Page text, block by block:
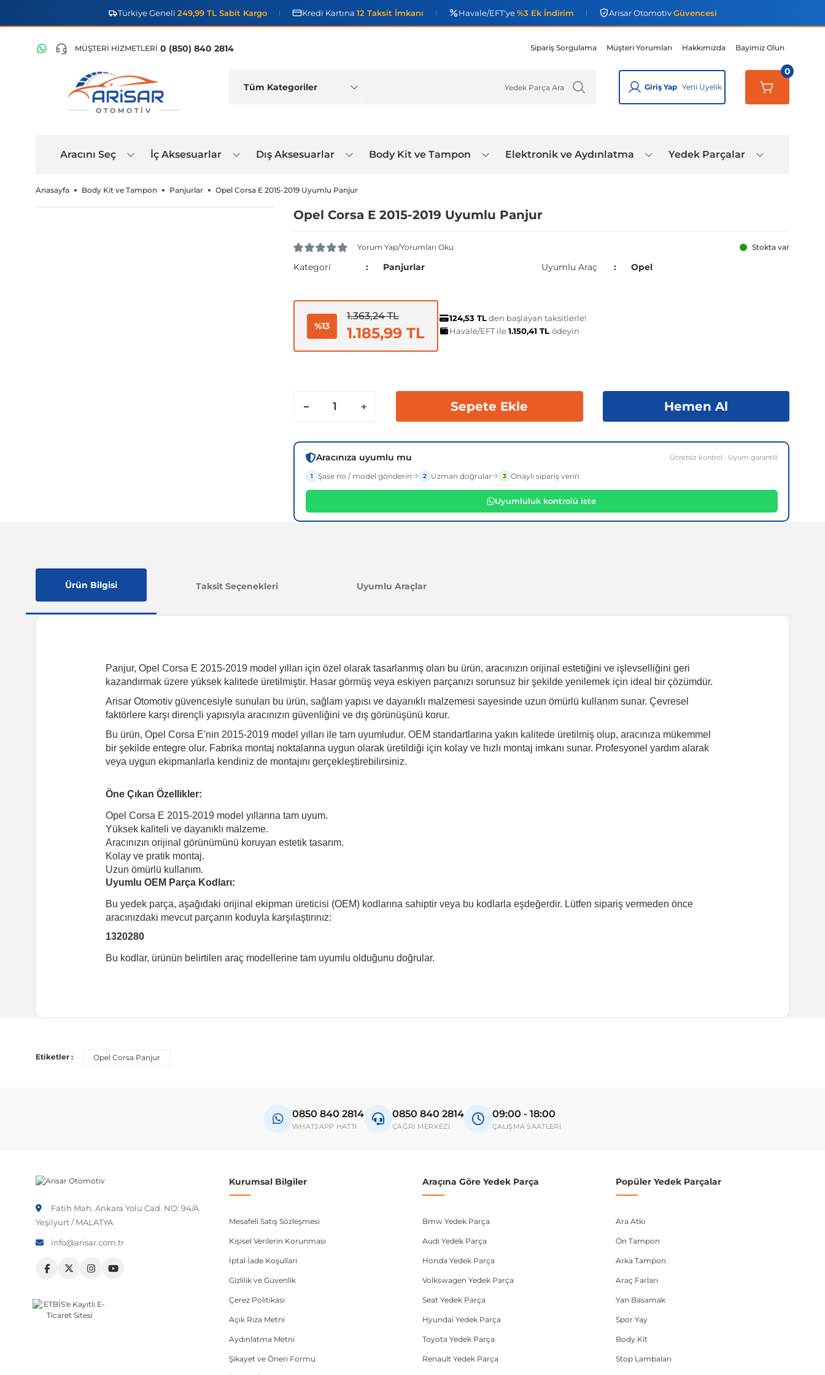
Türkiye Geneli 249,99 TL Sabit Kargo Kredi Kartına 12 Taksit İmkanı Havale/EFT'ye%3 Ek İndirim Arisar OtomotivGüvencesi
MÜŞTERİ HİZMETLERİ 0 (850) 840 2814 Sipariş Sorgulama Müşteri Yorumları Hakkımızda Bayimiz Olun
OTOMOTIV
Giriş Yap Yeni Üyelik
0
Aracını Seç İç Aksesuarlar Dış Aksesuarlar Body Kit ve Tampon Elektronik ve Aydınlatma Yedek Parçalar
Anasayfa Body Kit ve Tampon Panjurlar Opel Corsa E 2015-2019 Uyumlu Panjur
Opel Corsa E 2015-2019 Uyumlu Panjur
Yorum Yap/Yorumları Oku Stokta var
Kategori Panjurlar Uyumlu Araç Opel
%13
1.363,24 TL
1.185,99 TL
124,53 TLden başlayan taksitlerle!
Havale/EFT ile1.150,41 TL ödeyin
Sepete Ekle Hemen Al
Aracınıza uyumlu mu Ücretsiz kontrol · Uyum garantili
1 Şase no / model gönderin 2 Uzman doğrular 3 Onaylı sipariş verin
Uyumluluk kontrolü iste
Ürün Bilgisi Taksit Seçenekleri Uyumlu Araçlar
Panjur, Opel Corsa E 2015-2019 model yılları için özel olarak tasarlanmış olan bu ürün, aracınızın orijinal estetiğini ve işlevselliğini geri
kazandırmak üzere yüksek kalitede üretilmiştir. Hasar görmüş veya eskiyen parçanızı sorunsuz bir şekilde yenilemek için ideal bir çözümdür.
Arisar Otomotiv güvencesiyle sunulan bu ürün, sağlam yapısı ve dayanıklı malzemesi sayesinde uzun ömürlü kullanım sunar. Çevresel
faktörlere karşı dirençli yapısıyla aracınızın güvenliğini ve dış görünüşünü korur.
Bu ürün, Opel Corsa E'nin 2015-2019 model yılları ile tam uyumludur. OEM standartlarına yakın kalitede üretilmiş olup, aracınıza mükemmel
bir şekilde entegre olur. Fabrika montaj noktalarına uygun olarak üretildiği için kolay ve hızlı montaj imkanı sunar. Profesyonel yardım alarak
veya uygun ekipmanlarla kendiniz de montajını gerçekleştirebilirsiniz.
Öne Çıkan Özellikler:
Opel Corsa E 2015-2019 model yıllarına tam uyum.
Yüksek kaliteli ve dayanıklı malzeme.
Aracınızın orijinal görünümünü koruyan estetik tasarım.
Kolay ve pratik montaj.
Uzun ömürlü kullanım.
Uyumlu OEM Parça Kodları:
Bu yedek parça, aşağıdaki orijinal ekipman üreticisi (OEM) kodlarına sahiptir veya bu kodlarla eşdeğerdir. Lütfen sipariş vermeden önce
aracınızdaki mevcut parçanın koduyla karşılaştırınız:
1320280
Bu kodlar, ürünün belirtilen araç modellerine tam uyumlu olduğunu doğrular.
Araç üreticileri aynı model yılı içerisinde farklı donanım ve kasa tipleri kullanabilmektedir. Sipariş vermeden önce OEM numarası veya şasi numarası ile uyumluluğu kontrol
Etiketler : Opel Corsa Panjur
0850 840 2814
WHATSAPP HATTI
0850 840 2814
ÇAĞRI MERKEZİ
09:00 - 18:00
ÇALIŞMA SAATLERİ
Fatih Mah. Ankara Yolu Cad. NO: 94/A
Yeşilyurt / MALATYA
info@arisar.com.tr
Kurumsal Bilgiler
Mesafeli Satış Sözleşmesi
Kişisel Verilerin Korunması
İptal İade Koşullari
Gizlilik ve Güvenlik
Çerez Politikası
Açık Rıza Metni
Aydınlatma Metni
Şikayet ve Öneri Formu
Araçına Göre Yedek Parça
Bmw Yedek Parça
Audi Yedek Parça
Honda Yedek Parça
Volkswagen Yedek Parça
Seat Yedek Parça
Hyundai Yedek Parça
Toyota Yedek Parça
Renault Yedek Parça
Popüler Yedek Parçalar
Ara Atkı
Ön Tampon
Arka Tampon
Araç Farları
Yan Basamak
Spor Yay
Body Kit
Stop Lambaları